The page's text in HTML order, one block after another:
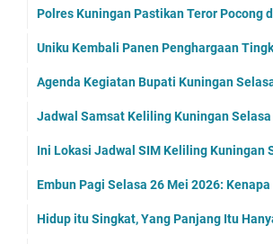
Polres Kuningan Pastikan Teror Pocong
Uniku Kembali Panen Penghargaan
Agenda Kegiatan Bupati Kuningan
Jadwal Samsat Keliling Kuningan
Ini Lokasi Jadwal SIM Keliling Kuningan
Embun Pagi Selasa 26 Mei 2026:
Hidup itu Singkat, Yang Panjang Itu